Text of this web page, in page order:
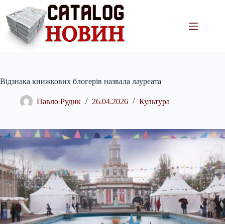
вмісту
Відзнака книжкових блогерів назвала лауреата
Павло Рудик 26.04.2026 Культура